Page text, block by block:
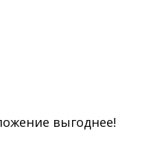
выгоднее!